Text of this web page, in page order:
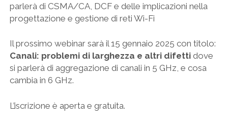
parlerà di CSMA/CA, DCF e delle implicazioni nella
progettazione e gestione di reti Wi-Fi
Il prossimo webinar sarà il 15 gennaio 2025 con titolo:
Canali: problemi di larghezza e altri difettidove
si parlerà di aggregazione di canali in 5 GHz, e cosa
cambia in 6 GHz.
L’iscrizione è aperta e gratuita.